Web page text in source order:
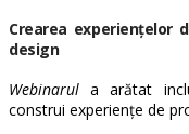
Crearea experiențelor
design
Webinarul a arătat
construi experiențe de